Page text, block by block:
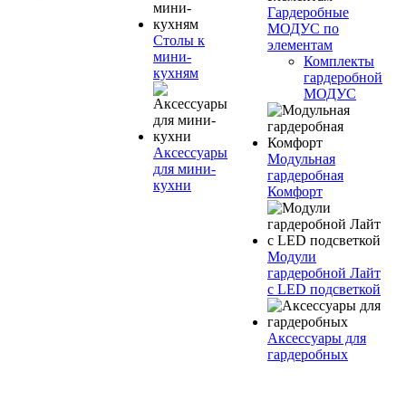
Столы к
мини-
кухням
Аксессуары
для мини-
кухни
Гардеробные
МОДУС по
элементам
Комплекты
гардеробной
МОДУС
Модульная
гардеробная
Комфорт
Модули
гардеробной Лайт
с LED подсветкой
Аксессуары для
гардеробных